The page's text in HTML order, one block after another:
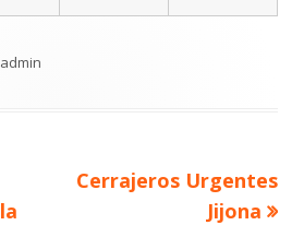
Autor
admin
Artículo
Cerrajeros Urgentes
Jijona